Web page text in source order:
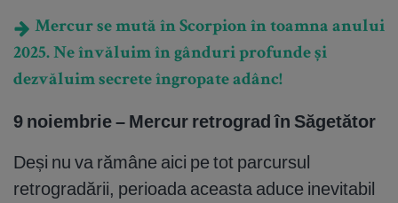
Mercur se mută în Scorpion în toamna anului
2025. Ne învăluim în gânduri profunde și
dezvăluim secrete îngropate adânc!
9 noiembrie – Mercur retrograd în Săgetător
Deși nu va rămâne aici pe tot parcursul
retrogradării, perioada aceasta aduce inevitabil